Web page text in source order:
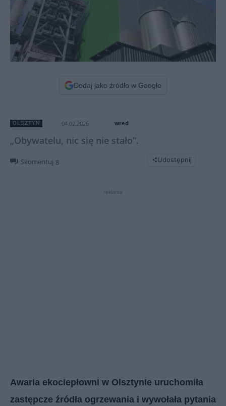
Dodaj jako źródło w Google
OLSZTYN 04.02.2026 wred
„Obywatelu, nic się nie stało”.
Skomentuj 8 Udostępnij
reklama
Awaria ekociepłowni w Olsztynie uruchomiła
zastępcze źródła ogrzewania i wywołała pytania